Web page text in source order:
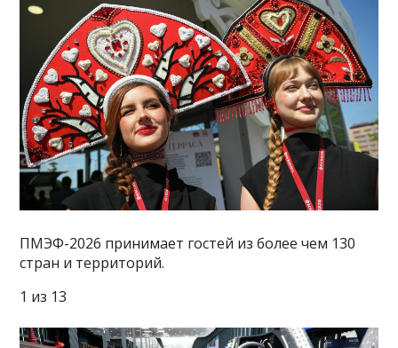
ПМЭФ-2026 принимает гостей из более чем 130
стран и территорий.
1 из 13